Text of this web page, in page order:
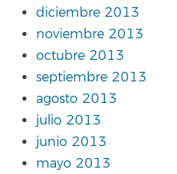
diciembre 2013
noviembre 2013
octubre 2013
septiembre 2013
agosto 2013
julio 2013
junio 2013
mayo 2013